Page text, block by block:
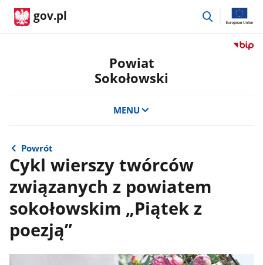
gov.pl
przejdź
Przejdź
Powiat
Sokołowski
MENU
Powrót
Cykl wierszy twórców
związanych z powiatem
sokołowskim „Piątek z
poezją”